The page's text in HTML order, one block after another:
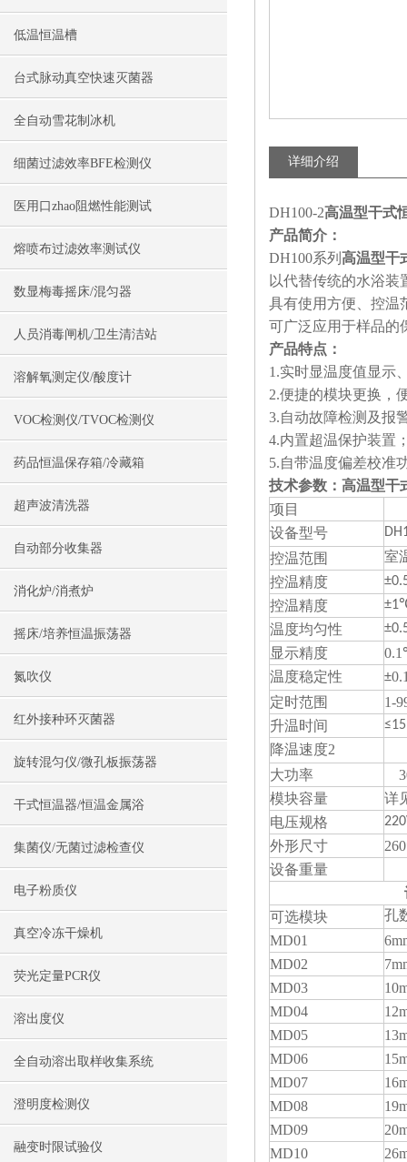
低温恒温槽
台式脉动真空快速灭菌器
全自动雪花制冰机
细菌过滤效率BFE检测仪
医用口zhao阻燃性能测试
熔喷布过滤效率测试仪
数显梅毒摇床/混匀器
人员消毒闸机/卫生清洁站
溶解氧测定仪/酸度计
VOC检测仪/TVOC检测仪
药品恒温保存箱/冷藏箱
超声波清洗器
自动部分收集器
消化炉/消煮炉
摇床/培养恒温振荡器
氮吹仪
红外接种环灭菌器
旋转混匀仪/微孔板振荡器
干式恒温器/恒温金属浴
集菌仪/无菌过滤检查仪
电子粉质仪
真空冷冻干燥机
荧光定量PCR仪
溶出度仪
全自动溶出取样收集系统
澄明度检测仪
融变时限试验仪
详细介绍
DH100-2高温型干式
产品简介：
DH100系列 高温型干
以代替传统的水浴装
具有使用方便、控温
可广泛应用于样品的
产品特点：
1.实时显温度值显示
2.便捷的模块更换，
3.自动故障检测及报
4.内置超温保护装置
5.自带温度偏差校准
技术参数： 高温型干
项目
设备型号
控温范围 室
控温精度
控温精度
温度均匀性
显示精度
温度稳定性
±
定时范围
1-
升温时间
降温速度2
大功率
模块容量
详
电压规格
外形尺寸
设备重量
可选模块
孔
MD01
MD02
MD03
MD04
MD05
MD06
MD07
MD08
MD09
MD10